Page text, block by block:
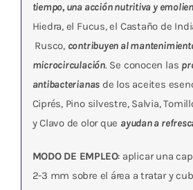
tiempo, una acción nutritiva y
Hiedra, el Fucus, el Castaño de
Rusco, contribuyen al
microcirculación. Se conocen las
antibacterianas de los aceites
Ciprés, Pino silvestre, Salvia,
y Clavo de olor que ayudan a
MODO DE EMPLEO: aplicar una
2-3 mm sobre el área a tratar y